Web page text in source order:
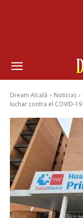
Dream Alcalá Noticias
luchar contra el COVID-19